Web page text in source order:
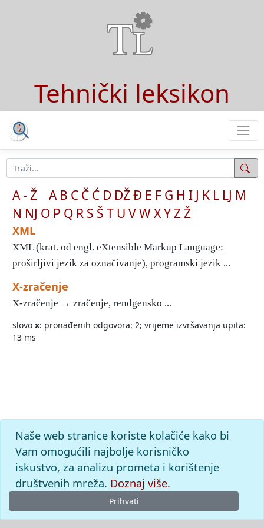
Tehnički leksikon
A - Ž A B C Č Ć D DŽĐ E F G H I J K L LJ M
N NJ O P Q R S Š T U VWXYZŽ
XML
XML (krat. od engl. eXtensible Markup Language:
proširljivi jezik za označivanje), programski jezik ...
X-zračenje
X-zračenje → zračenje, rendgensko ...
slovo x: pronađenih odgovora: 2; vrijeme izvršavanja upita:
13 ms
Naše web stranice koriste kolačiće kako bi
Vam omogućili najbolje korisničko
iskustvo, za analizu prometa i korištenje
društvenih mreža. Doznaj više.
Prihvati
© 2026Leksikografski zavodMiroslav Krleža